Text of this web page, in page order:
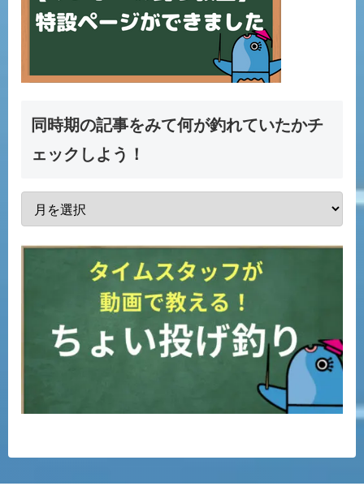
同時期の記事をみて何が釣れていたかチ
ェックしよう！